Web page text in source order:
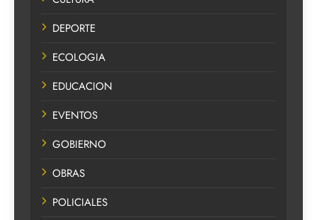
DEPORTE
ECOLOGIA
EDUCACION
EVENTOS
GOBIERNO
OBRAS
POLICIALES